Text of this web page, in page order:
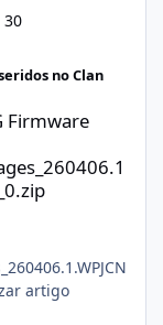
30
no Clan
Firmware
artigo